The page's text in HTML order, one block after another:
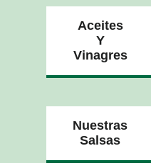
Aceites
Y
Vinagres
Nuestras
Salsas